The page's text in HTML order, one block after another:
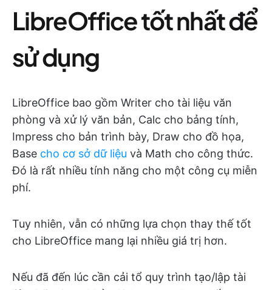
LibreOffice tốt nhất để
sử dụng
LibreOffice bao gồm Writer cho tài liệu văn
phòng và xử lý văn bản, Calc cho bảng tính,
Impress cho bản trình bày, Draw cho đồ họa,
Base cho cơ sở dữ liệu và Math cho công thức.
Đó là rất nhiều tính năng cho một công cụ miễn
phí.
Tuy nhiên, vẫn có những lựa chọn thay thế tốt
cho LibreOffice mang lại nhiều giá trị hơn.
Nếu đã đến lúc cần cải tổ quy trình tạo/lập tài